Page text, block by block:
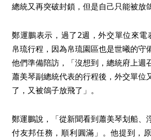
總統又再突破封鎖，但是自己只能被放
鄭運鵬表示，過了2週，外交單位來電
帛琉行程，因為帛琉園區也是世曦的守
他們準備陪訪，「沒想到，總統府上週
蕭美琴副總統代表的行程後，外交單位
了，又被鴿子放飛了」。
鄭運鵬說，「從新聞看到蕭美琴划船、
付友邦任務，順利圓滿」。他提到，